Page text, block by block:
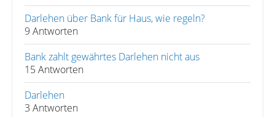
Darlehen über Bank für Haus, wie regeln?
9 Antworten
Bank zahlt gewährtes Darlehen nicht aus
15 Antworten
Darlehen
3 Antworten